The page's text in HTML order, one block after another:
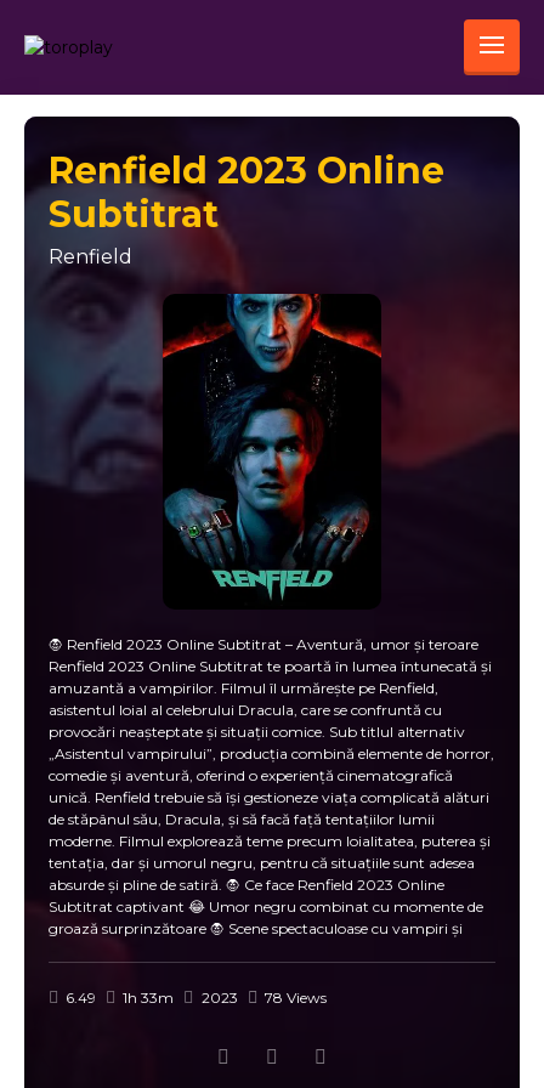
Renfield 2023 Online
Subtitrat
Renfield
🧛 Renfield 2023 Online Subtitrat – Aventură, umor și teroare
Renfield 2023 Online Subtitrat te poartă în lumea întunecată și
amuzantă a vampirilor. Filmul îl urmărește pe Renfield,
asistentul loial al celebrului Dracula, care se confruntă cu
provocări neașteptate și situații comice. Sub titlul alternativ
„Asistentul vampirului”, producția combină elemente de horror,
comedie și aventură, oferind o experiență cinematografică
unică. Renfield trebuie să își gestioneze viața complicată alături
de stăpânul său, Dracula, și să facă față tentațiilor lumii
moderne. Filmul explorează teme precum loialitatea, puterea și
tentația, dar și umorul negru, pentru că situațiile sunt adesea
absurde și pline de satiră. 🧛 Ce face Renfield 2023 Online
Subtitrat captivant 😂 Umor negru combinat cu momente de
groază surprinzătoare 🧛 Scene spectaculoase cu vampiri și
echilibrată între comedie și horror 💥 Momente memorabile
vampirului încearcă să echilibreze viața personală cu obligațiile
6.49 1h 33m 2023 78 Views